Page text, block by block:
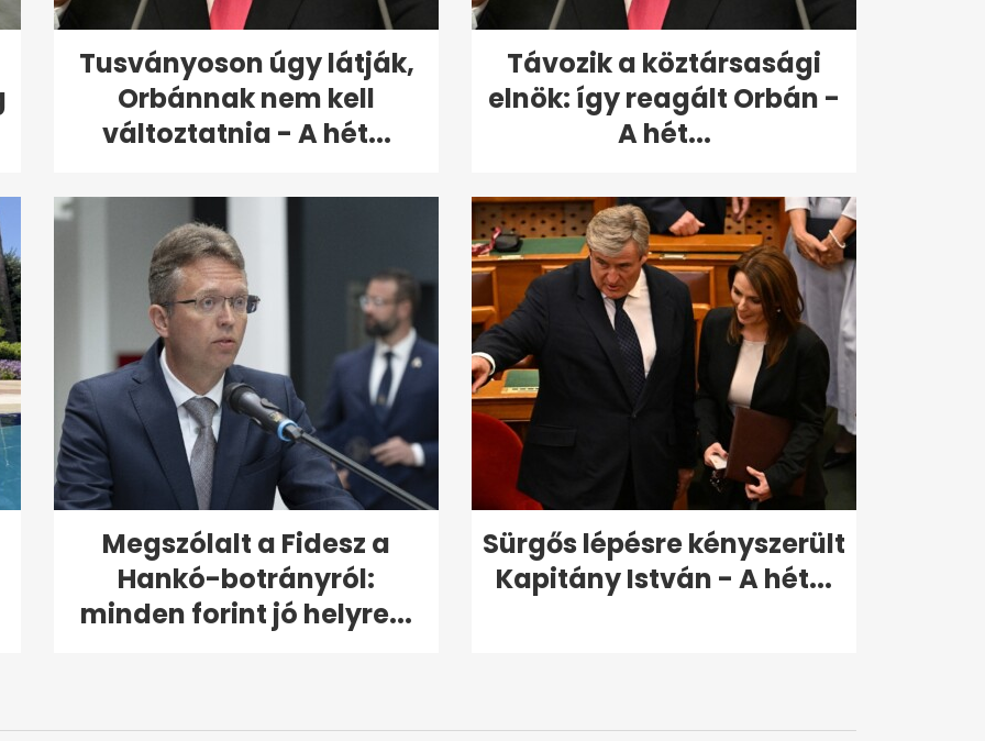
Tusványoson úgy látják,
Orbánnak nem kell
változtatnia - A hét...
Távozik a köztársasági
elnök: így reagált Orbán -
A hét...
Megszólalt a Fidesz a
Hankó-botrányról:
minden forint jó helyre...
Sürgős lépésre kényszerült
Kapitány István - A hét...